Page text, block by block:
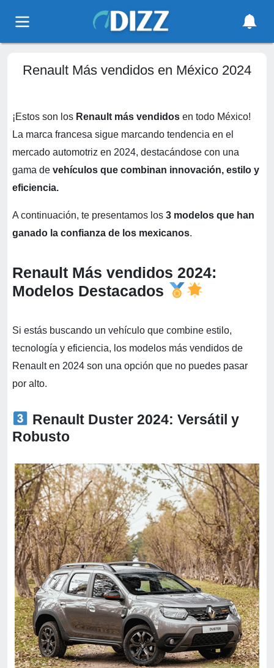
Renault Más vendidos en México 2024
¡Estos son los Renault más vendidos en todo México!
La marca francesa sigue marcando tendencia en el
mercado automotriz en 2024, destacándose con una
gama de vehículos que combinan innovación, estilo y
eficiencia.
A continuación, te presentamos los 3 modelos que han
ganado la confianza de los mexicanos.
Renault Más vendidos 2024:
Modelos Destacados
Si estás buscando un vehículo que combine estilo,
tecnología y eficiencia, los modelos más vendidos de
Renault en 2024 son una opción que no puedes pasar
por alto.
Renault Duster 2024: Versátil y
Robusto